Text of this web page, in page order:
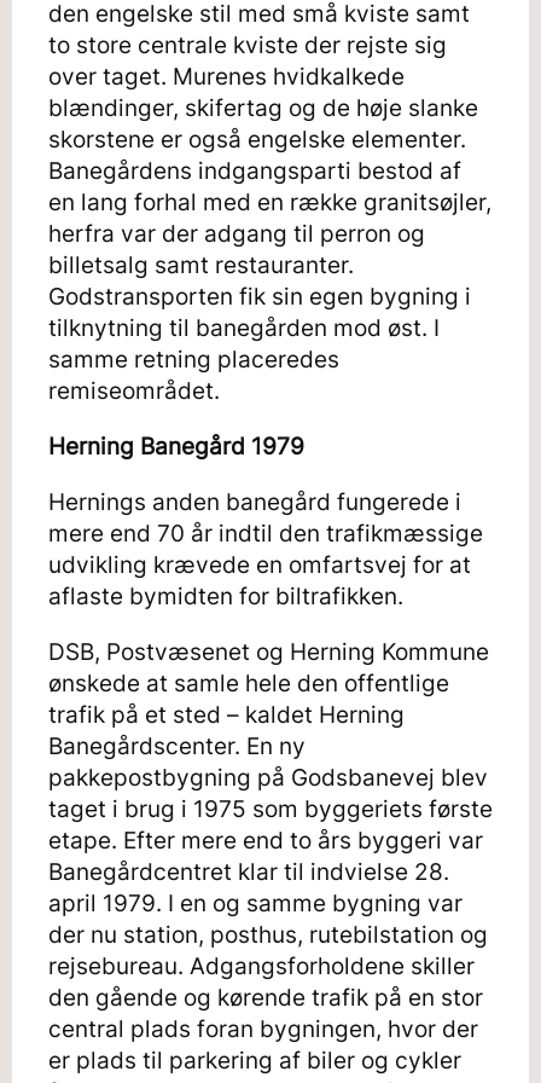
den engelske stil med små kviste samt
to store centrale kviste der rejste sig
over taget. Murenes hvidkalkede
blændinger, skifertag og de høje slanke
skorstene er også engelske elementer.
Banegårdens indgangsparti bestod af
en lang forhal med en række granitsøjler,
herfra var der adgang til perron og
billetsalg samt restauranter.
Godstransporten fik sin egen bygning i
tilknytning til banegården mod øst. I
samme retning placeredes
remiseområdet.
Herning Banegård 1979
Hernings anden banegård fungerede i
mere end 70 år indtil den trafikmæssige
udvikling krævede en omfartsvej for at
aflaste bymidten for biltrafikken.
DSB, Postvæsenet og Herning Kommune
ønskede at samle hele den offentlige
trafik på et sted – kaldet Herning
Banegårdscenter. En ny
pakkepostbygning på Godsbanevej blev
taget i brug i 1975 som byggeriets første
etape. Efter mere end to års byggeri var
Banegårdcentret klar til indvielse 28.
april 1979. I en og samme bygning var
der nu station, posthus, rutebilstation og
rejsebureau. Adgangsforholdene skiller
den gående og kørende trafik på en stor
central plads foran bygningen, hvor der
er plads til parkering af biler og cykler